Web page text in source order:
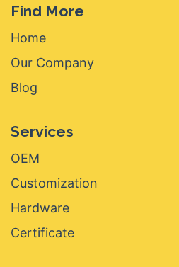
Find More
Home
Our Company
Blog
Services
OEM
Customization
Hardware
Certificate